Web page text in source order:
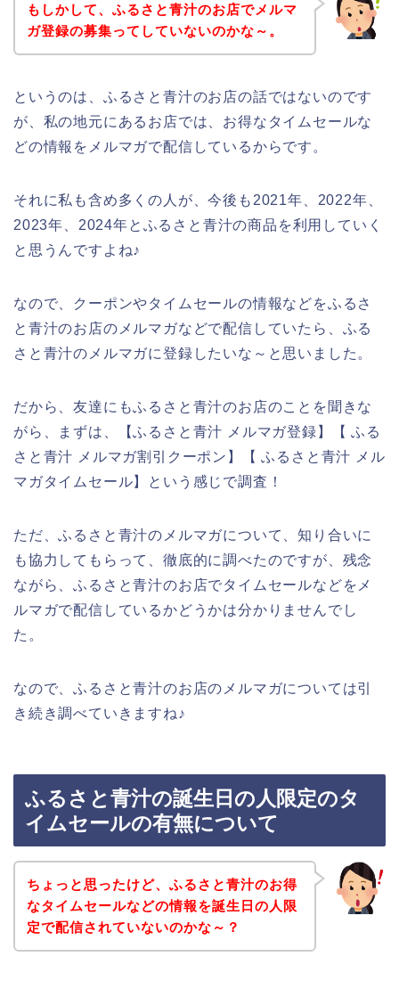
もしかして、ふるさと青汁のお店でメルマ
ガ登録の募集ってしていないのかな～。
というのは、ふるさと青汁のお店の話ではないのです
が、私の地元にあるお店では、お得なタイムセールな
どの情報をメルマガで配信しているからです。
それに私も含め多くの人が、今後も2021年、2022年、
2023年、2024年とふるさと青汁の商品を利用していく
と思うんですよね♪
なので、クーポンやタイムセールの情報などをふるさ
と青汁のお店のメルマガなどで配信していたら、ふる
さと青汁のメルマガに登録したいな～と思いました。
だから、友達にもふるさと青汁のお店のことを聞きな
がら、まずは、【ふるさと青汁 メルマガ登録】【 ふる
さと青汁 メルマガ割引クーポン】【 ふるさと青汁 メル
マガタイムセール】という感じで調査！
ただ、ふるさと青汁のメルマガについて、知り合いに
も協力してもらって、徹底的に調べたのですが、残念
ながら、ふるさと青汁のお店でタイムセールなどをメ
ルマガで配信しているかどうかは分かりませんでし
た。
なので、ふるさと青汁のお店のメルマガについては引
き続き調べていきますね♪
ふるさと青汁の誕生日の人限定のタ
イムセールの有無について
ちょっと思ったけど、ふるさと青汁のお得
なタイムセールなどの情報を誕生日の人限
定で配信されていないのかな～？